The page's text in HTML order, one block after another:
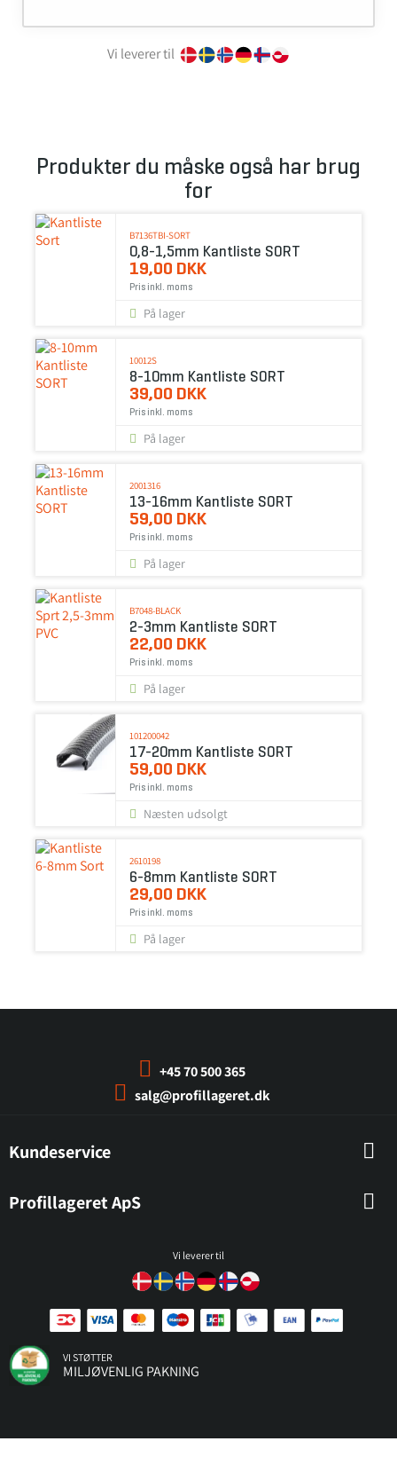
Vi leverer til
Produkter du måske også har brug
for
B7136TBI-SORT
0,8-1,5mm Kantliste SORT
19,00 DKK
Pris inkl. moms
På lager
10012S
8-10mm Kantliste SORT
39,00 DKK
Pris inkl. moms
På lager
2001316
13-16mm Kantliste SORT
59,00 DKK
Pris inkl. moms
På lager
B7048-BLACK
2-3mm Kantliste SORT
22,00 DKK
Pris inkl. moms
På lager
101200042
17-20mm Kantliste SORT
59,00 DKK
Pris inkl. moms
Næsten udsolgt
2610198
6-8mm Kantliste SORT
29,00 DKK
Pris inkl. moms
På lager
+45 70 500 365
salg@profillageret.dk
Kundeservice
Profillageret ApS
Vi leverer til
VI STØTTER
MILJØVENLIG PAKNING